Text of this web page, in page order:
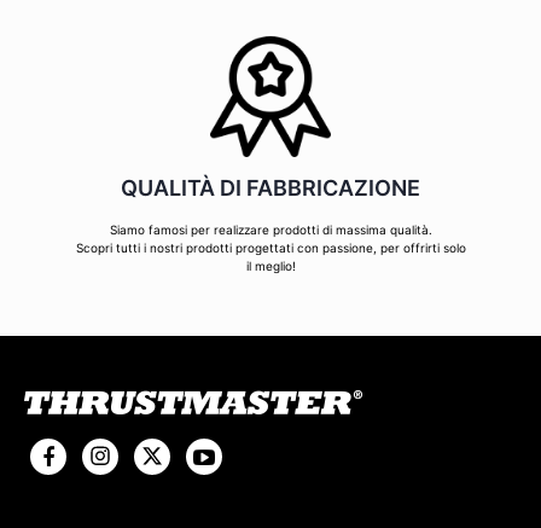
QUALITÀ DI FABBRICAZIONE
Siamo famosi per realizzare prodotti di massima qualità.
Scopri tutti i nostri prodotti progettati con passione, per offrirti solo
il meglio!